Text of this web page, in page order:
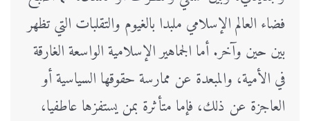
فضاء العالم الإسلامي ملبدا بالغيوم والتقلبات التي تظهر
بين حين وآخر. أما الجماهير الإسلامية الواسعة الغارقة
في الأمية، والمبعدة عن ممارسة حقوقها السياسية أو
العاجزة عن ذلك، فإما متأثرة بمن يستفزها عاطفيا،